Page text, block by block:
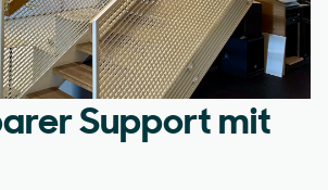
Support mit